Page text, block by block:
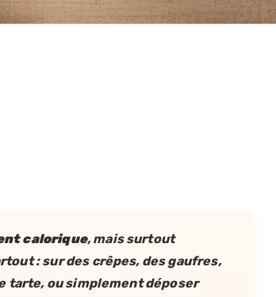
calorique, mais surtout
: sur des crêpes, des gaufres,
tarte, ou simplement déposer